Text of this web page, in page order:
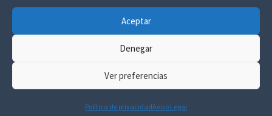
Aceptar
Denegar
Ver preferencias
Política de privacidadAviso Legal
Linkedin
Todos los derechos ©